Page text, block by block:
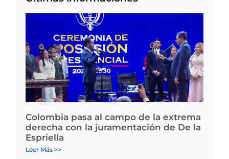
Colombia pasa al campo de la extrema
derecha con la juramentación de De la
Espriella
Leer Más >>